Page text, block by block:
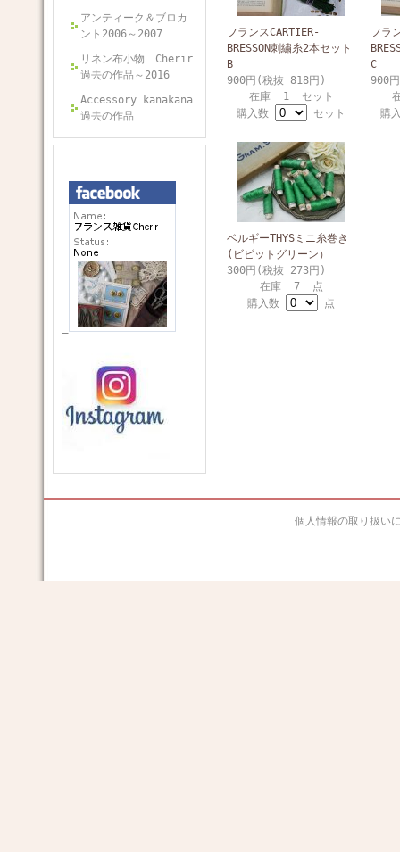
アンティーク＆ブロカ
ント2006～2007
リネン布小物 Cherir
過去の作品～2016
Accessory kanakana
過去の作品
フランスCARTIER-
BRESSON刺繍糸2本セット
B
900円(税抜 818円)
在庫 1 セット
購入数
セット
フラ
C
900
購
ベルギーTHYSミニ糸巻き
(ビビットグリーン）
300円(税抜 273円)
在庫 7 点
購入数
点
個人情報の取り扱い